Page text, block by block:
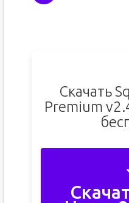
Скачать
Premium